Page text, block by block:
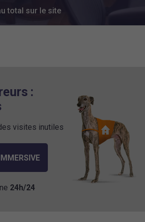
total sur le site
:
visites inutiles
24h/24